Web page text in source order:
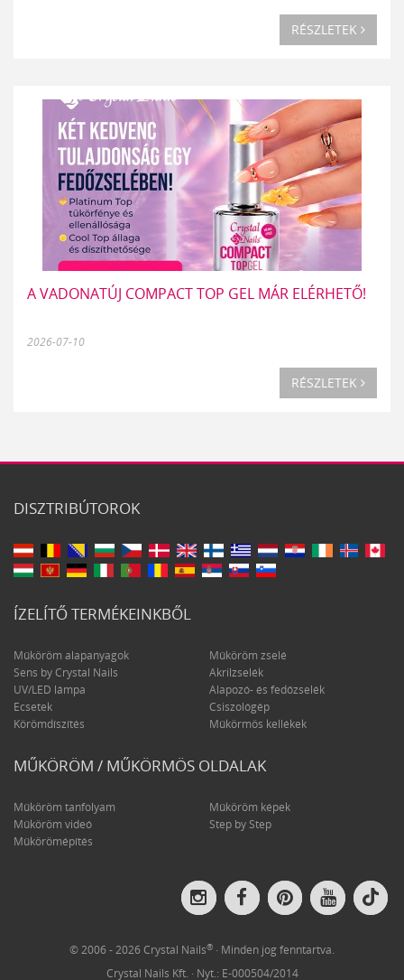
RÉSZLETEK
A VADONATÚJ COMPACT TOP GEL MÁR ELÉRHETŐ!
2026-07-10
RÉSZLETEK
DISZTRIBÚTOROK
ÍZELÍTŐ TERMÉKEINKBŐL
Műköröm alapanyagok
Műköröm zselé
Sens by Crystal Nails
Akrilzselék
UV/LED lámpa
Alapozó- és fedőzselék
Ecsetek
Csiszológép
Körömdíszítés
Műkörmös kellékek
MŰKÖRÖM / MŰKÖRMÖS OLDALAK
Műköröm tanfolyam
Műköröm képek
Műköröm videó
Step by Step
Műkörömépítés
Crystal
Nails
Instagram
Crystal
Nails
Facebook
Crystal
Nails
Pinterest
Crystal
Nails
© 2006 - 2026 Crystal Nails® · Minden jog fenntartva.
Crystal Nails Kft. · Nyt.: E-000504/2014